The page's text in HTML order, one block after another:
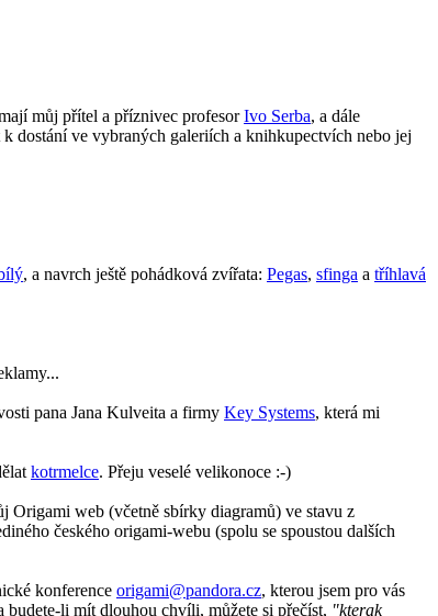
můj přítel a příznivec profesorIvo Serba, a dále
dostání ve vybraných galeriích a knihkupectvích nebo jej
, a navrch ještě pohádková zvířata: Pegas, sfinga a tříhlavá
pana Jana Kulveita a firmy Key Systems, která mi
kotrmelce. Přeju veselé velikonoce :-)
Origami web (včetně sbírky diagramů) ve stavu z
českého origami-webu (spolu se spoustou dalších
konference origami@pandora.cz, kterou jsem pro vás
budete-li mít dlouhou chvíli, můžete si přečíst, "kterak